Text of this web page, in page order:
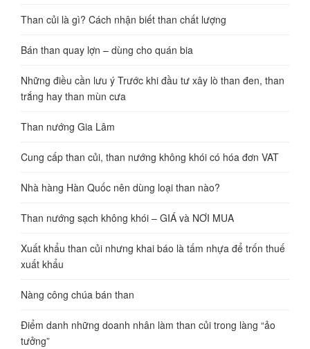
Than củi là gì? Cách nhận biết than chất lượng
Bán than quay lợn – dùng cho quán bia
Những điều cần lưu ý Trước khi đầu tư xây lò than đen, than
trắng hay than mùn cưa
Than nướng Gia Lâm
Cung cấp than củi, than nướng không khói có hóa đơn VAT
Nhà hàng Hàn Quốc nên dùng loại than nào?
Than nướng sạch không khói – GIÁ và NƠI MUA
Xuất khẩu than củi nhưng khai báo là tấm nhựa để trốn thuế
xuất khẩu
Nàng công chúa bán than
Điểm danh những doanh nhân làm than củi trong làng “ảo
tưởng”